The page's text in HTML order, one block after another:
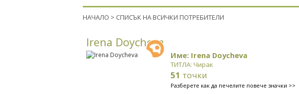
НАЧАЛО > СПИСЪК НА ВСИЧКИ ПОТРЕБИТЕЛИ
Irena Doycheva
Име: Irena Doycheva
ТИТЛА: Чирак
51 точки
Разберете как да печелите повече значки >>